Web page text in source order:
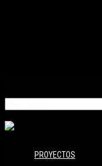
PROYECTOS